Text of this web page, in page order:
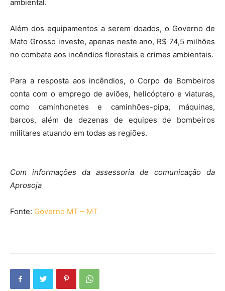
ambiental.
Além dos equipamentos a serem doados, o Governo de
Mato Grosso investe, apenas neste ano, R$ 74,5 milhões
no combate aos incêndios florestais e crimes ambientais.
Para a resposta aos incêndios, o Corpo de Bombeiros
conta com o emprego de aviões, helicóptero e viaturas,
como caminhonetes e caminhões-pipa, máquinas,
barcos, além de dezenas de equipes de bombeiros
militares atuando em todas as regiões.
Com informações da assessoria de comunicação da
Aprosoja
Fonte: Governo MT – MT